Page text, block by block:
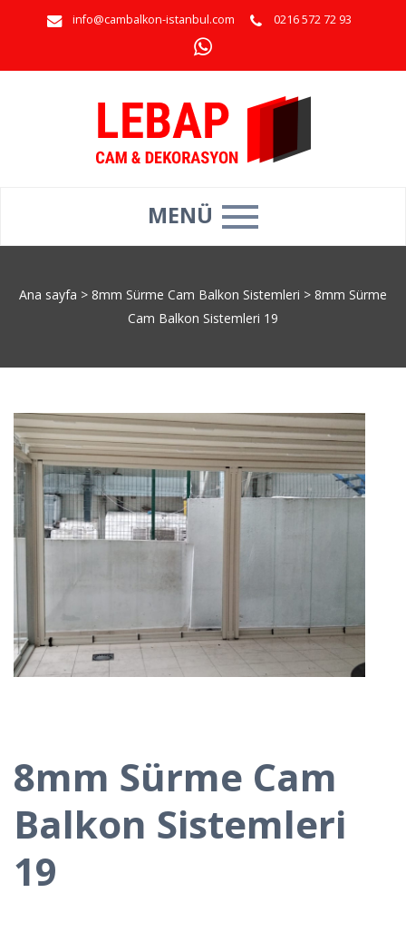
info@cambalkon-istanbul.com 0216 572 72 93
MENÜ
Ana sayfa > 8mm Sürme Cam Balkon Sistemleri > 8mm Sürme
Cam Balkon Sistemleri 19
8mm Sürme Cam
Balkon Sistemleri
19